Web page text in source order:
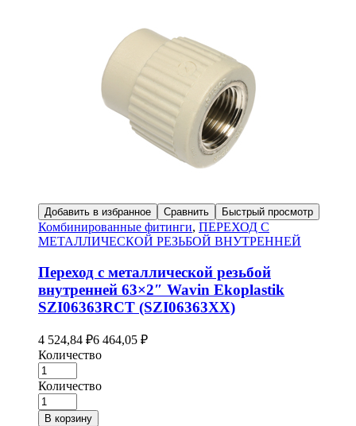
Добавить в избранное Сравнить Быстрый просмотр
Комбинированные фитинги, ПЕРЕХОД С
МЕТАЛЛИЧЕСКОЙ РЕЗЬБОЙ ВНУТРЕННЕЙ
Переход с металлической резьбой
внутренней 63×2″ Wavin Ekoplastik
SZI06363RCT (SZI06363XX)
4 524,84 ₽6 464,05 ₽
Количество
Количество
В корзину